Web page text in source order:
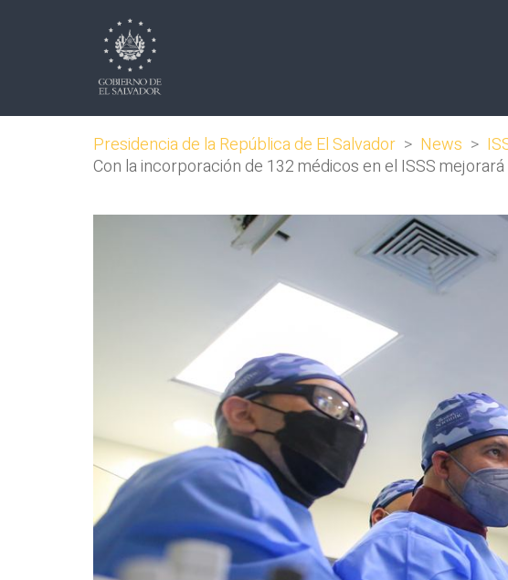
Presidencia de la República de El Salvador > News >
Con la incorporación de 132 médicos en el ISSS